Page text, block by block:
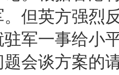
但英方强烈
驻军一事给小
题会谈方案的